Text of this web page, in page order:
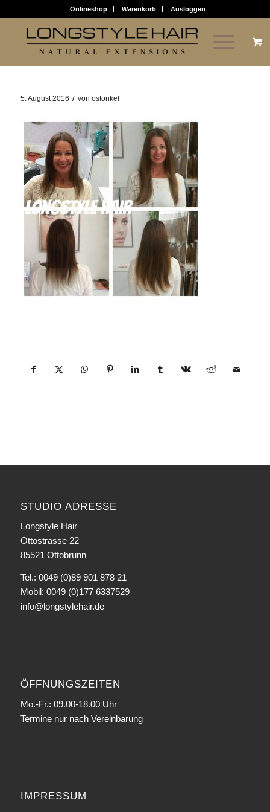
Onlineshop Warenkorb Ausloggen
5. August 2016 / von ostonkel
STUDIO ADRESSE
Longstyle Hair
Ottostrasse 22
85521 Ottobrunn
Tel.: 0049 (0)89 901 878 21
Mobil: 0049 (0)177 6337529
info@longstylehair.de
ÖFFNUNGSZEITEN
Mo.-Fr.: 09.00-18.00 Uhr
Termine nur nach Vereinbarung
IMPRESSUM